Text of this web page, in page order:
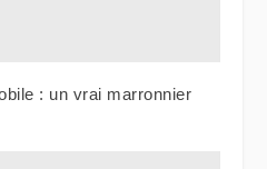
: un vrai marronnier